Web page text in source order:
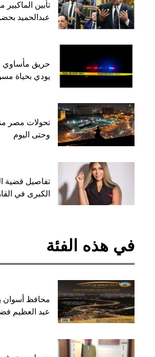
تأبين الماكيير
عبدالحميد
حريق مأساوي
يودي بحياة
وحتى اليوم
تفاصيل قضية
الكبرى في
في هذه الفئة
محافظ أسوان
عبد العظيم